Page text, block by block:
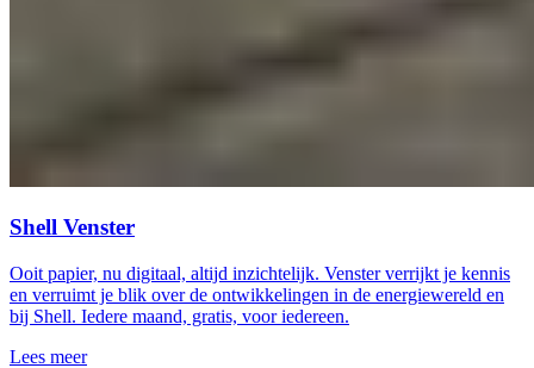
Shell Venster
Ooit papier, nu digitaal, altijd inzichtelijk. Venster verrijkt je kennis
en verruimt je blik over de ontwikkelingen in de energiewereld en
bij Shell. Iedere maand, gratis, voor iedereen.
Lees meer